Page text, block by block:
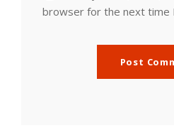
browser for the next time